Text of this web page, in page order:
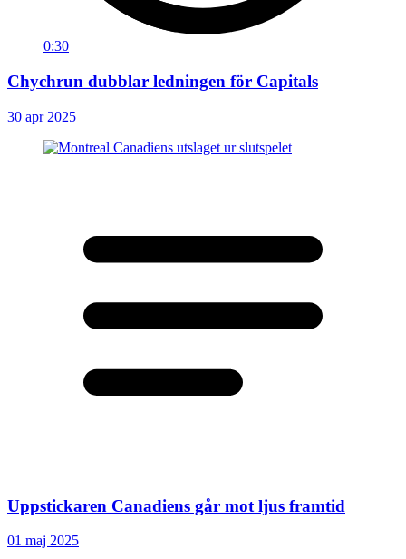
0:30
Chychrun dubblar ledningen för Capitals
30 apr 2025
Uppstickaren Canadiens går mot ljus framtid
01 maj 2025